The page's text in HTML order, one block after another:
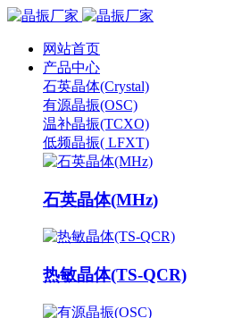
网站首页
产品中心
石英晶体(Crystal)
有源晶振(OSC)
温补晶振(TCXO)
低频晶振( LFXT)
石英晶体(MHz)
热敏晶体(TS-QCR)